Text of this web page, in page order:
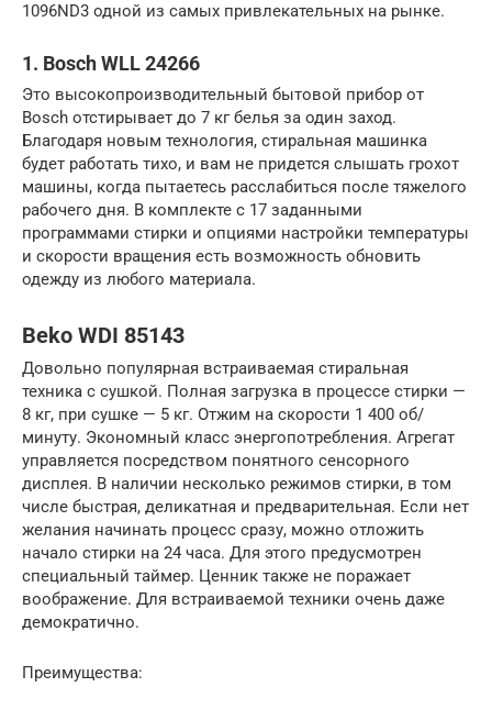
1096ND3 одной из самых привлекательных на рынке.
1. Bosch WLL 24266
Это высокопроизводительный бытовой прибор от
Bosch отстирывает до 7 кг белья за один заход.
Благодаря новым технология, стиральная машинка
будет работать тихо, и вам не придется слышать грохот
машины, когда пытаетесь расслабиться после тяжелого
рабочего дня. В комплекте с 17 заданными
программами стирки и опциями настройки температуры
и скорости вращения есть возможность обновить
одежду из любого материала.
Beko WDI 85143
Довольно популярная встраиваемая стиральная
техника с сушкой. Полная загрузка в процессе стирки —
8 кг, при сушке — 5 кг. Отжим на скорости 1 400 об/
минуту. Экономный класс энергопотребления. Агрегат
управляется посредством понятного сенсорного
дисплея. В наличии несколько режимов стирки, в том
числе быстрая, деликатная и предварительная. Если нет
желания начинать процесс сразу, можно отложить
начало стирки на 24 часа. Для этого предусмотрен
специальный таймер. Ценник также не поражает
воображение. Для встраиваемой техники очень даже
демократично.
Преимущества: